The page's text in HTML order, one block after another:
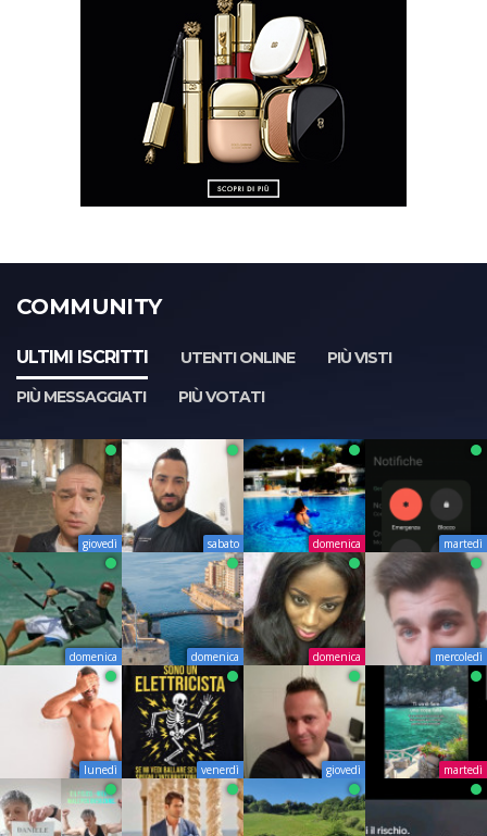
COMMUNITY
ULTIMI ISCRITTI UTENTI ONLINE
PIÙ VISTI
PIÙ MESSAGGIATI
PIÙ VOTATI
giovedì sabato domenica martedì
domenica domenica domenica mercoledì
lunedì venerdì giovedì martedì